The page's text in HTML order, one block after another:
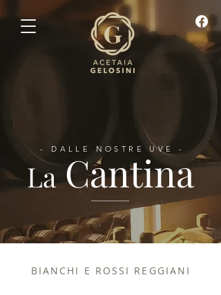
LaCantina
- DALLE NOSTRE UVE -
BIANCHI E ROSSI REGGIANI